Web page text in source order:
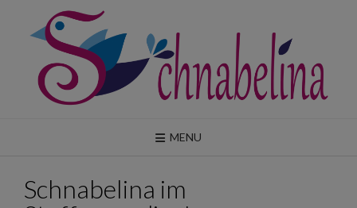
content
MENU
Schnabelina im